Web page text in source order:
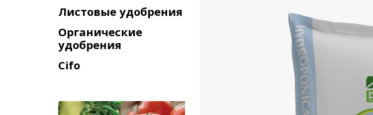
Листовые удобрения
Органические
удобрения
Cifo